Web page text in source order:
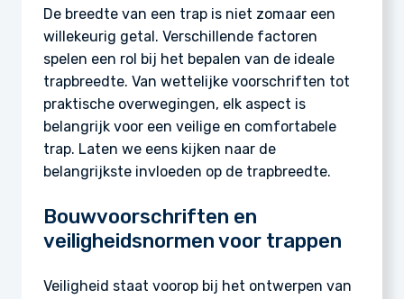
De breedte van een trap is niet zomaar een
willekeurig getal. Verschillende factoren
spelen een rol bij het bepalen van de ideale
trapbreedte. Van wettelijke voorschriften tot
praktische overwegingen, elk aspect is
belangrijk voor een veilige en comfortabele
trap. Laten we eens kijken naar de
belangrijkste invloeden op de trapbreedte.
Bouwvoorschriften en
veiligheidsnormen voor trappen
Veiligheid staat voorop bij het ontwerpen van